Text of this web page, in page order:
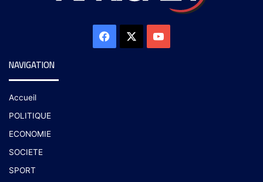
NAVIGATION
Accueil
POLITIQUE
ECONOMIE
SOCIETE
SPORT